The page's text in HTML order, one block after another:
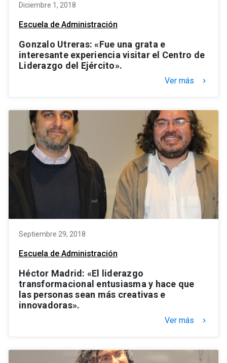
Diciembre 1, 2018
Escuela de Administración
Gonzalo Utreras: «Fue una grata e
interesante experiencia visitar el Centro de
Liderazgo del Ejército».
Ver más keyboard_arrow_right
Septiembre 29, 2018
Escuela de Administración
Héctor Madrid: «El liderazgo
transformacional entusiasma y hace que
las personas sean más creativas e
innovadoras».
Ver más keyboard_arrow_right